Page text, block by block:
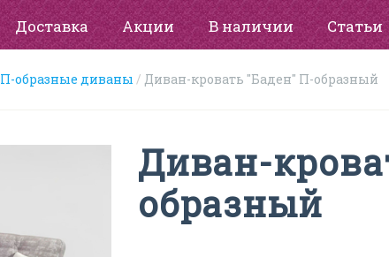
Доставка Акции В наличии Статьи
П-образные диваны Диван-кровать "Баден" П-образный
Диван-
образный